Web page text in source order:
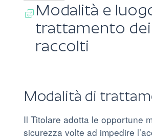
Modalità e
trattamento
raccolti
Modalità di
Il Titolare adotta le opportune
sicurezza volte ad impedire